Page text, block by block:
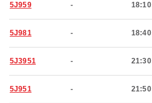
5J959 - 18:10
5J981 - 18:40
5J3951 - 21:30
5J951 - 21:50